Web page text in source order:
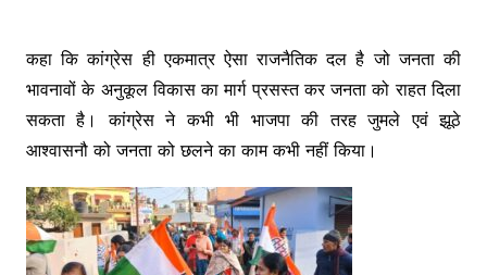
कहा कि कांग्रेस ही एकमात्र ऐसा राजनैतिक दल है जो जनता की
भावनावों के अनुकूल विकास का मार्ग प्रसस्त कर जनता को राहत दिला
सकता है। कांग्रेस ने कभी भी भाजपा की तरह जुमले एवं झूठे
आश्वासनौ को जनता को छलने का काम कभी नहीं किया।